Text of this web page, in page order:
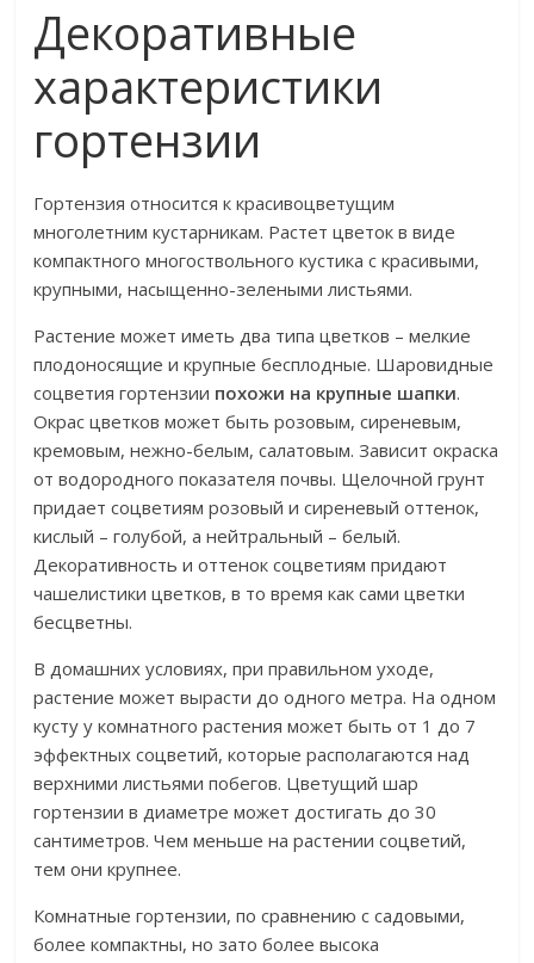
Декоративные
характеристики
гортензии
Гортензия относится к красивоцветущим
многолетним кустарникам. Растет цветок в виде
компактного многоствольного кустика с красивыми,
крупными, насыщенно-зелеными листьями.
Растение может иметь два типа цветков – мелкие
плодоносящие и крупные бесплодные. Шаровидные
соцветия гортензии похожи на крупные шапки.
Окрас цветков может быть розовым, сиреневым,
кремовым, нежно-белым, салатовым. Зависит окраска
от водородного показателя почвы. Щелочной грунт
придает соцветиям розовый и сиреневый оттенок,
кислый – голубой, а нейтральный – белый.
Декоративность и оттенок соцветиям придают
чашелистики цветков, в то время как сами цветки
бесцветны.
В домашних условиях, при правильном уходе,
растение может вырасти до одного метра. На одном
кусту у комнатного растения может быть от 1 до 7
эффектных соцветий, которые располагаются над
верхними листьями побегов. Цветущий шар
гортензии в диаметре может достигать до 30
сантиметров. Чем меньше на растении соцветий,
тем они крупнее.
Комнатные гортензии, по сравнению с садовыми,
более компактны, но зато более высока